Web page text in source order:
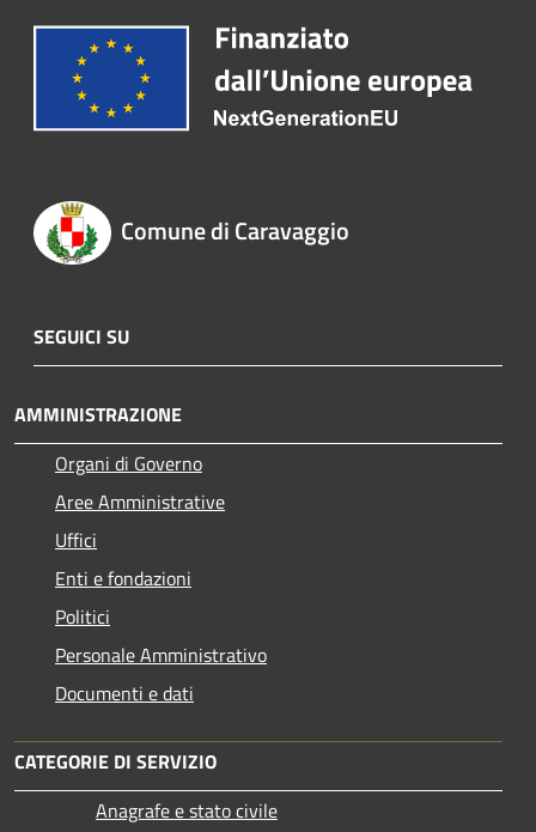
Comune di Caravaggio
SEGUICI SU
AMMINISTRAZIONE
Organi di Governo
Aree Amministrative
Uffici
Enti e fondazioni
Politici
Personale Amministrativo
Documenti e dati
CATEGORIE DI SERVIZIO
Anagrafe e stato civile